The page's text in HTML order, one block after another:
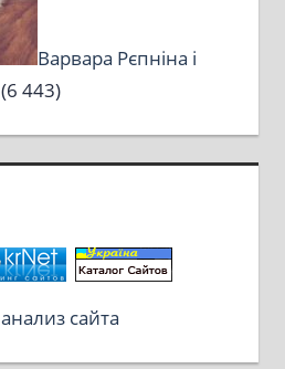
Варвара Рєпніна і
(6 443)